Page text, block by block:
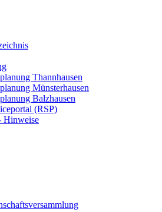
Thannhausen
Münsterhausen
Balzhausen
(RSP)
Hinweise